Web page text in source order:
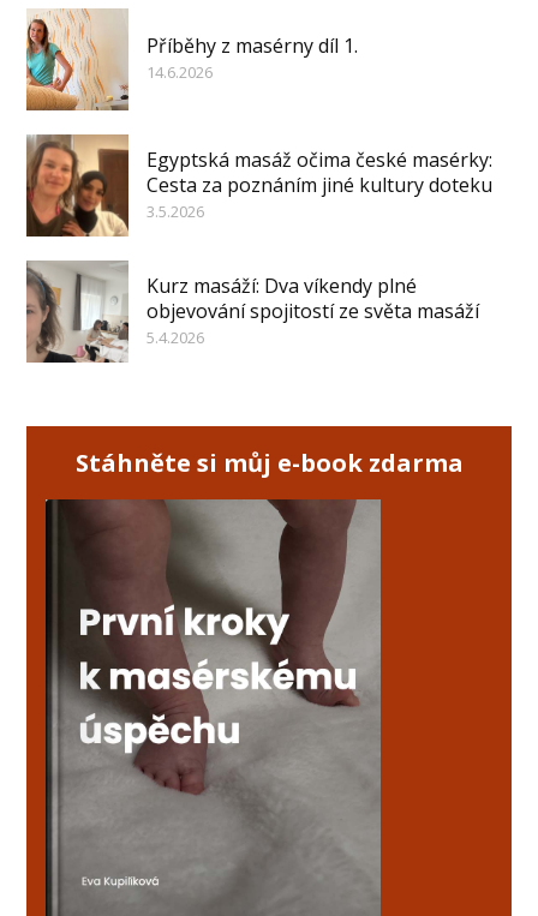
Příběhy z masérny díl 1.
14.6.2026
Egyptská masáž očima české masérky:
Cesta za poznáním jiné kultury doteku
3.5.2026
Kurz masáží: Dva víkendy plné
objevování spojitostí ze světa masáží
5.4.2026
Stáhněte si můj e-book zdarma